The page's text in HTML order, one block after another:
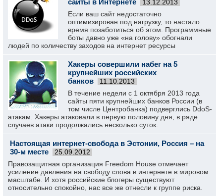
сайты в Интернете
13.12.2013
Если ваш сайт недостаточно
оптимизирован под нагрузку, то настало
время позаботиться об этом. Программные
боты давно уже «на голову» обогнали
людей по количеству заходов на интернет ресурсы
Хакеры совершили набег на 5
крупнейших российских
банков
11.10.2013
В течение недели с 1 октября 2013 года
сайты пяти крупнейших банков России (в
том числе Центробанка) подверглись DdoS-
атакам. Хакеры атаковали в первую половину дня, в ряде
случаев атаки продолжались несколько суток.
Настоящая интернет-свобода в Эстонии, Россия – на
30-м месте
25.09.2012
Правозащитная организация Freedom House отмечает
усиление давления на свободу слова в интернете в мировом
масштабе. И хотя российские блогеры существуют
относительно спокойно, нас все же отнесли к группе риска.